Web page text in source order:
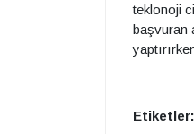
teklonoji
başvuran
Etiketler: